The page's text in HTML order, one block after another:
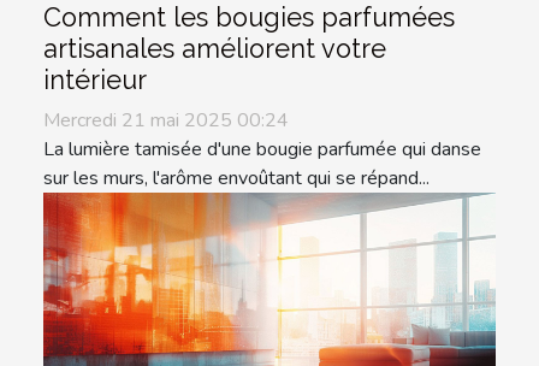
Comment les bougies parfumées
artisanales améliorent votre
intérieur
Mercredi 21 mai 2025 00:24
La lumière tamisée d'une bougie parfumée qui danse
sur les murs, l'arôme envoûtant qui se répand...